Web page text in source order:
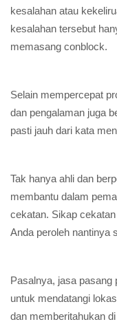
kesalahan atau
kesalahan tersebut
memasang conblock.
Selain mempercepat
dan pengalaman juga
pasti jauh dari kata
Tak hanya ahli dan
membantu dalam
cekatan. Sikap
Anda peroleh nantinya
Pasalnya, jasa pasang
untuk mendatangi
dan memberitahukan